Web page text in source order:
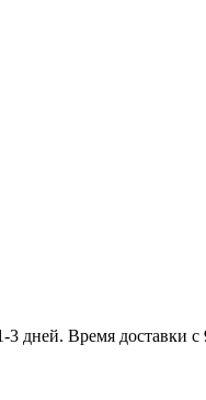
дней. Время доставки